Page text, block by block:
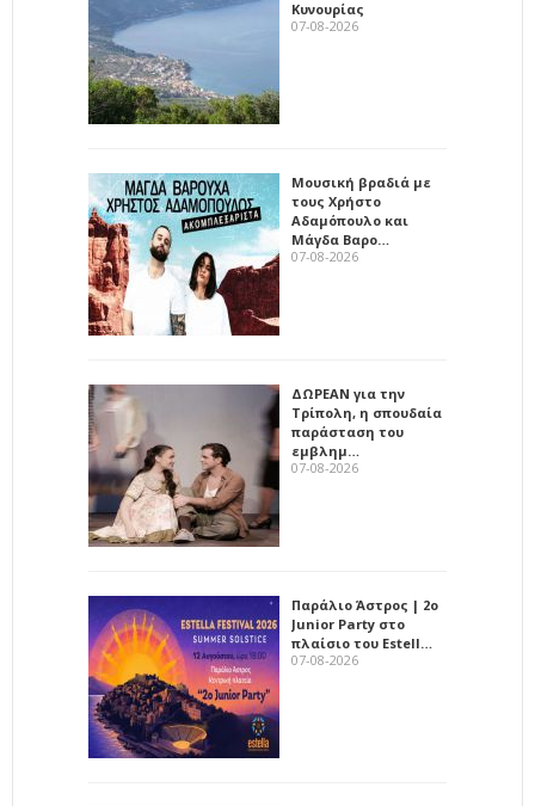
Κυνουρίας
07-08-2026
Μουσική βραδιά με
τους Χρήστο
Αδαμόπουλο και
Μάγδα Βαρο…
07-08-2026
ΔΩΡΕΑΝ για την
Τρίπολη, η σπουδαία
παράσταση του
εμβλημ…
07-08-2026
Παράλιο Άστρος | 2ο
Junior Party στο
πλαίσιο του Estell…
07-08-2026